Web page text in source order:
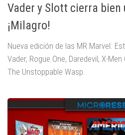
Vader y Slott cierra bien
¡Milagro!
Nueva edición de las MR Marvel.
Vader, Rogue One, Daredevil, X-
The Unstoppable Wasp.